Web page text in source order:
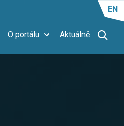
O portálu Aktuálně
EN